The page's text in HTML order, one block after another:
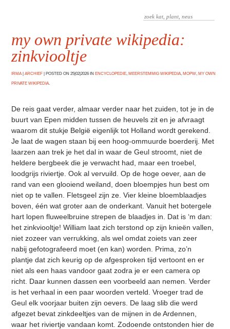
my own private wikipedia:
zinkviooltje
IRMA|ARCHIEF POSTED ON 25|02|2026 IN ENCYCLOPEDIE, MEERSTEMMIG WIKIPEDIA, MOPW, MY OWN
PRIVATE WIKIPEDIA.
De reis gaat verder, almaar verder naar het zuiden, tot je in de
buurt van Epen midden tussen de heuvels zit en je afvraagt
waarom dit stukje België eigenlijk tot Holland wordt gerekend.
Je laat de wagen staan bij een hoog-ommuurde boerderij. Met
laarzen aan trek je het dal in waar de Geul stroomt, niet de
heldere bergbeek die je verwacht had, maar een troebel,
loodgrijs riviertje. Ook al vervuild. Op de hoge oever, aan de
rand van een glooiend weiland, doen bloempjes hun best om
niet op te vallen. Fletsgeel zijn ze. Vier kleine bloemblaadjes
boven, één wat groter aan de onderkant. Vanuit het botergele
hart lopen fluweelbruine strepen de blaadjes in. Dat is ‘m dan:
het zinkviooltje! William laat zich terstond op zijn knieën vallen,
niet zozeer van verrukking, als wel omdat zoiets van zeer
nabij gefotografeerd moet (en kan) worden. Prima, zo’n
plantje dat zich keurig op de afgesproken tijd vertoont en er
niet als een haas vandoor gaat zodra je er een camera op
richt. Daar kunnen dassen een voorbeeld aan nemen. Verder
is het verhaal in een paar woorden verteld. Vroeger trad de
Geul elk voorjaar buiten zijn oevers. De laag slib die werd
afgezet bevat zinkdeeltjes van de mijnen in de Ardennen,
waar het riviertje vandaan komt. Zodoende ontstonden hier de